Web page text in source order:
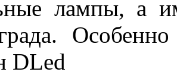
лампы, а
DLed